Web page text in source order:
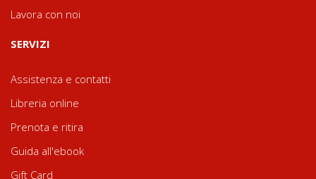
Lavora con noi
SERVIZI
Assistenza e contatti
Libreria online
Prenota e ritira
Guida all'ebook
Gift Card